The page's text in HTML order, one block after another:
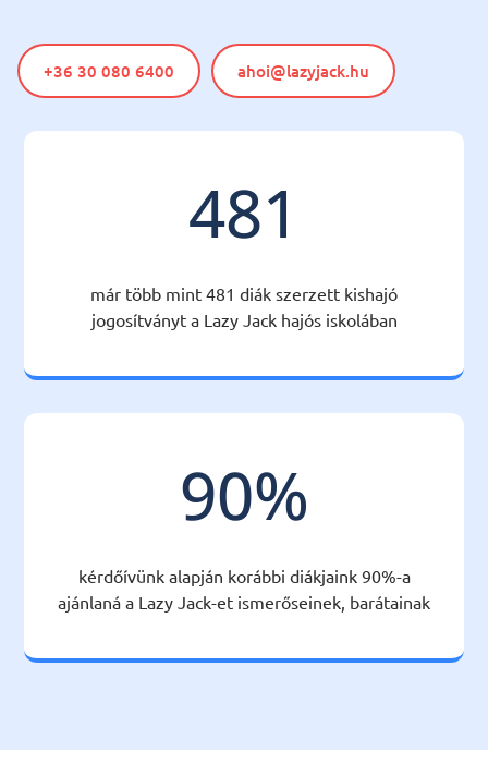
+36 30 080 6400 ahoi@lazyjack.hu
481
már több mint 481 diák szerzett kishajó
jogosítványt a Lazy Jack hajós iskolában
90%
kérdőívünk alapján korábbi diákjaink 90%-a
ajánlaná a Lazy Jack-et ismerőseinek, barátainak